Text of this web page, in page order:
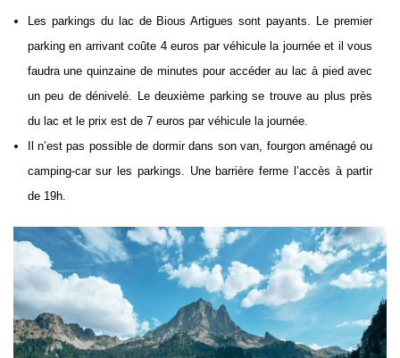
Les parkings du lac de Bious Artigues sont payants. Le premier
parking en arrivant coûte 4 euros par véhicule la journée et il vous
faudra une quinzaine de minutes pour accéder au lac à pied avec
un peu de dénivelé. Le deuxième parking se trouve au plus près
du lac et le prix est de 7 euros par véhicule la journée.
Il n’est pas possible de dormir dans son van, fourgon aménagé ou
camping-car sur les parkings. Une barrière ferme l’accès à partir
de 19h.